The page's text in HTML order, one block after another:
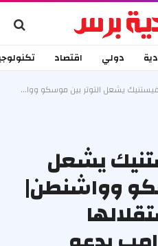
دولي اقتصاد
بين موسكو وواشنطن| روسيا تؤكد استقلالها العسكري.. وترامب يدعو بوتين لإنهاء حرب أوكرانيا
يشعل
وواشنطن|